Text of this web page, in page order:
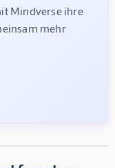
Mindverse ihre
mehr